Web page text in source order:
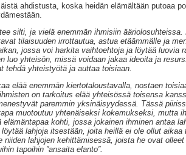
ahdistusta, koska heidän elämältään putoaa
silti, ja vielä enemmän ihmisiin
tilaisuuden irrottautua, astua etäämmälle ja
jossa voi harkita vaihtoehtoja ja löytää luovia
luo yhteisön, missä voidaan jakaa ideoita ja
tehdä yhteistyötä ja auttaa toisiaan.
elää enemmän kiertotaloustavalla, nostaen
on tarkoitus elää yhteisössä toisensa
paremmin yksinäisyydessä. Tässä
muotoutuu yhtenäiseksi kokemukseksi, mutta
kohti, jossa jokainen ihminen antaa
lahjoja itsestään, joita heillä ei ole ollut
niiden lahjojen kehittämisessä, joista he ovat
tapoihin ”ansaita elanto”.